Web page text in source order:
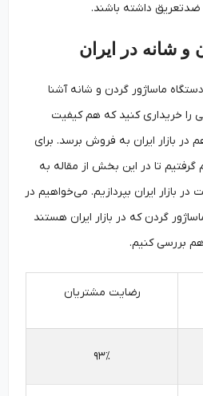
داشته باشند.
در ایران
ماساژور گردن و شانه آشنا
کنید که هم کیفیت
ایران به فروش برسد. برای
تا در این بخش از مقاله به
ایران بپردازیم. می‌خواهیم در
گردن که در بازار ایران هستند
کنیم.
رضایت مشتریان